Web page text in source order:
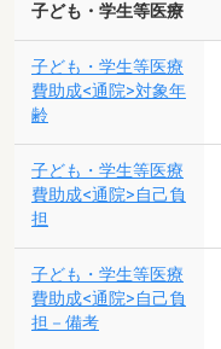
子ども・学生等医療
子ども・学生等医療
費助成<通院>対象年
齢
子ども・学生等医療
費助成<通院>自己負
担
子ども・学生等医療
費助成<通院>自己負
担－備考